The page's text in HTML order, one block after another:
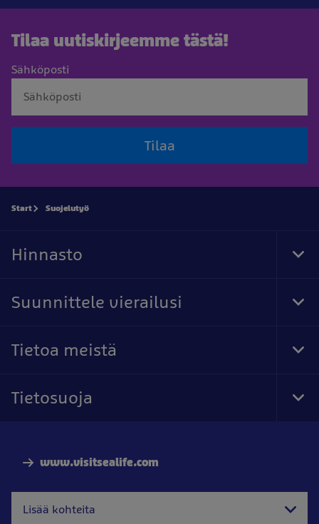
Tilaa uutiskirjeemme tästä!
Sähköposti
Tilaa
www.visitsealife.com
Lisää kohteita
Start Suojelutyö
Hinnasto
Suunnittele vierailusi
Tietoa meistä
Tietosuoja